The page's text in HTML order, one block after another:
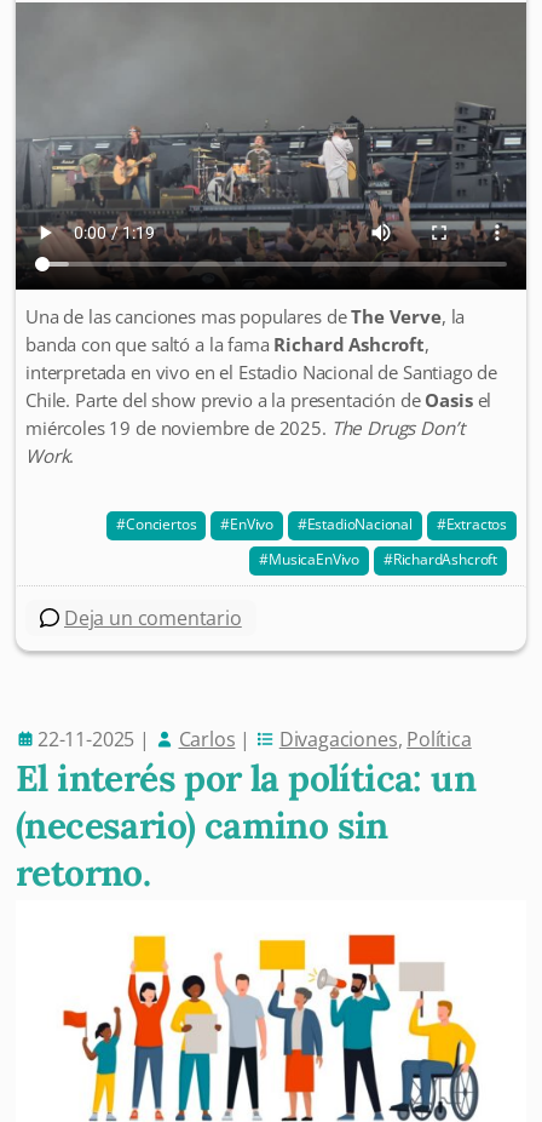
Una de las canciones mas populares deThe Verve, la
banda con que saltó a la fama Richard Ashcroft,
interpretada en vivo en el Estadio Nacional de Santiago de
Chile. Parte del show previo a la presentación de Oasisel
miércoles 19 de noviembre de 2025. The Drugs Don’t
Work.
Conciertos EnVivo EstadioNacional
Extractos
MusicaEnVivo
RichardAshcroft
Deja un comentario
22-11-2025 | Carlos | Divagaciones, Política
El interés por la política: un
(necesario) camino sin
retorno.